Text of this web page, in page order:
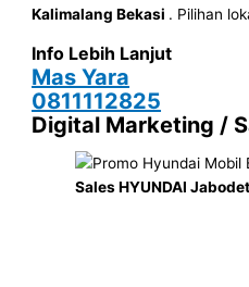
Kalimalang Bekasi . Pilihan
Info Lebih Lanjut
Mas Yara
0811112825
Digital Marketing /
Sales HYUNDAI